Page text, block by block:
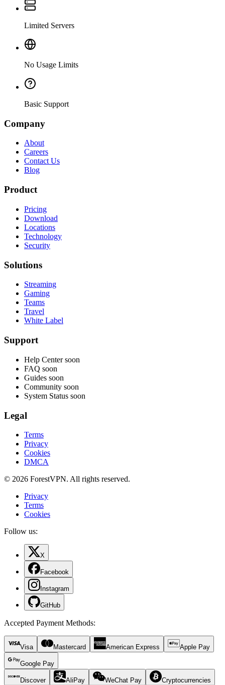
Limited Servers
No Usage Limits
Basic Support
Company
About
Careers
Contact Us
Blog
Product
Pricing
Download
Locations
Technology
Security
Solutions
Streaming
Gaming
Teams
Travel
White Label
Support
Help Center soon
FAQ soon
Guides soon
Community soon
System Status soon
Legal
Terms
Privacy
Cookies
DMCA
© 2026 ForestVPN. All rights reserved.
Privacy
Terms
Cookies
Follow us:
X
Facebook
Instagram
GitHub
Accepted Payment Methods:
Visa Mastercard American Express Apple Pay
Google Pay
Discover AliPay WeChat Pay Cryptocurrencies